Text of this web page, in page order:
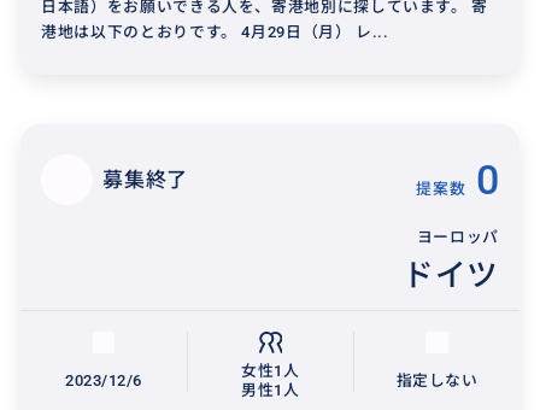
日本語）をお願いできる人を、寄港地別に探しています。 寄
港地は以下のとおりです。 4月29日（月） レ...
募集終了 提案数 0
ヨーロッパ
ドイツ
2023/12/6
女性1人
男性1人
指定しない